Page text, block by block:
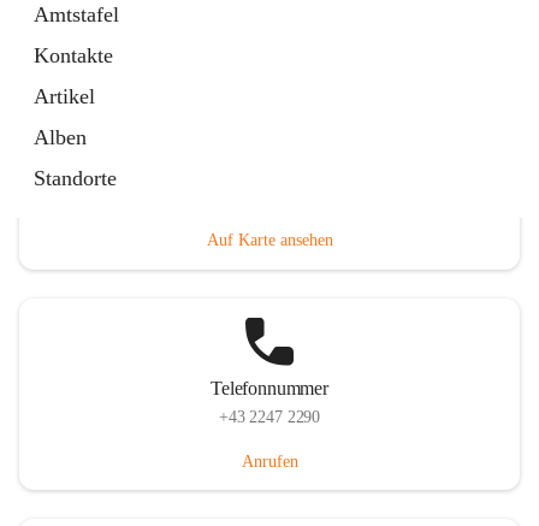
Amtstafel
Kontakte
Artikel
Alben
Standorte
Auf Karte ansehen
Telefonnummer
+43 2247 2290
Anrufen